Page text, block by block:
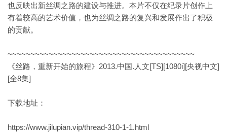
也反映出新丝绸之路的建设与推进。本片不仅在纪录片创作上
有着较高的艺术价值，也为丝绸之路的复兴和发展作出了积极
的贡献。
~~~~~~~~~~~~~~~~~~~~~~~~~~~~~~~~~~~~~~~~~
《丝路，重新开始的旅程》2013.中国.人文[TS][1080i][央视中文]
[全8集]
下载地址：
https://www.jilupian.vip/thread-310-1-1.html